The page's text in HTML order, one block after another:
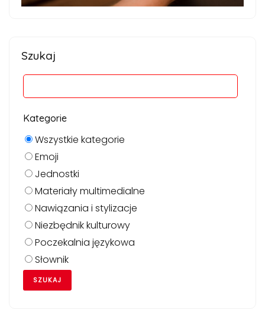
Szukaj
Kategorie
Wszystkie kategorie
Emoji
Jednostki
Materiały multimedialne
Nawiązania i stylizacje
Niezbędnik kulturowy
Poczekalnia językowa
Słownik